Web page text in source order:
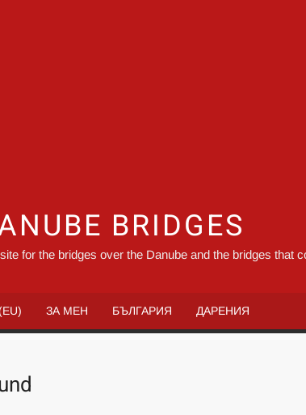
BRIDGES
for the bridges over the Danube and the bridges that
ЗА МЕН БЪЛГАРИЯ ДАРЕНИЯ